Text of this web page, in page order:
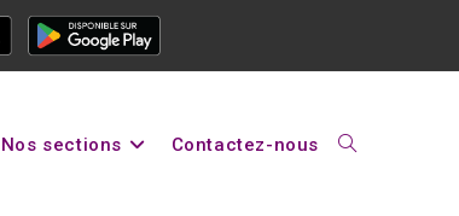
Nos sections Contactez-nous